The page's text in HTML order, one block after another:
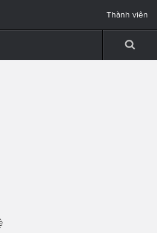
Thành viên